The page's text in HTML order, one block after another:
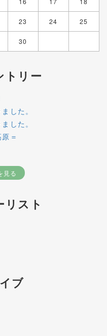
23 24 25
30
トリー
した。
した。
＝
見る
リスト
ブ